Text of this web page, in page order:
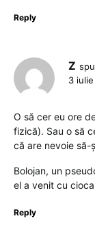
Reply
Z
3
O să cer eu ore
fizică). Sau o să
că are nevoie să-
Bolojan, un
el a venit cu
Reply